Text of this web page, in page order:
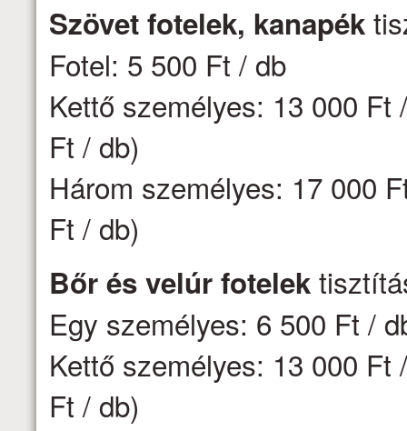
Szövet fotelek, kanapék
Fotel: 5 500 Ft / db
Kettő személyes: 13 000
Ft / db)
Három személyes: 17 000
Ft / db)
Bőr és velúr fotelek
Egy személyes: 6 500 Ft /
Kettő személyes: 13 000
Ft / db)